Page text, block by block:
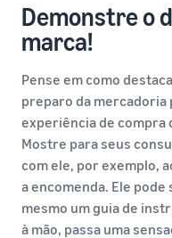
Demonstre o
marca!
Pense em como
preparo da mercadoria
experiência de compra
Mostre para seus
com ele, por exemplo,
a encomenda. Ele
mesmo um guia de
à mão, passa uma